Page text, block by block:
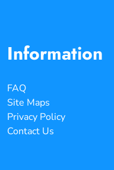
Information
FAQ
Site Maps
Privacy Policy
Contact Us